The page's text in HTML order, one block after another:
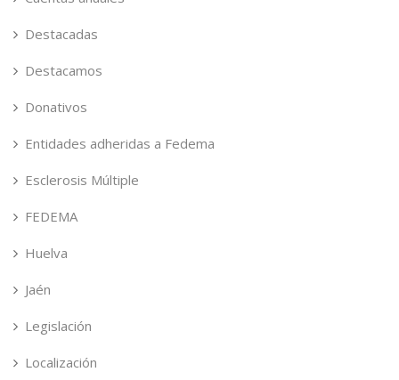
Destacadas
Destacamos
Donativos
Entidades adheridas a Fedema
Esclerosis Múltiple
FEDEMA
Huelva
Jaén
Legislación
Localización